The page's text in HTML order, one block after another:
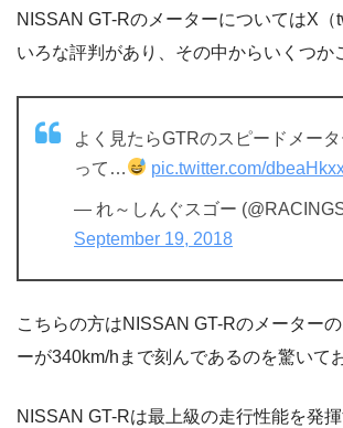
NISSAN GT-RのメーターについてはX（
いろな評判があり、その中からいくつか
よく見たらGTRのスピードメー
って…
pic.twitter.com/
— れ～しんぐスゴー
September 19, 2018
こちらの方はNISSAN GT-Rのメーター
ーが340km/hまで刻んであるのを驚いて
NISSAN GT-Rは最上級の走行性能を発